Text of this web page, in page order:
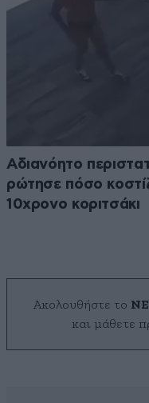
Αδιανόητο
ρώτησε πόσο
10χρονο κοριτσάκι
Ακολουθήστε το
και μάθετε